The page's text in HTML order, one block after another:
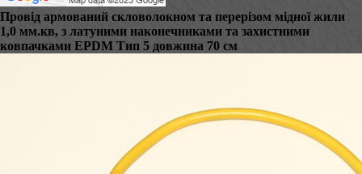
Провід армований скловолокном та перерізом мідної жили
1,0 мм.кв, з латуними наконечниками та захистними
ковпачками EPDM Тип 5 довжина 70 см